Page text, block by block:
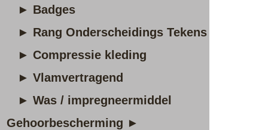
► Badges
► Rang Onderscheidings Tekens
► Compressie kleding
► Vlamvertragend
► Was / impregneermiddel
Gehoorbescherming ►